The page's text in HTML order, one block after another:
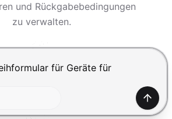
und Rückgabebedingungen
zu verwalten.
Absenden, Shift+Enter für einen